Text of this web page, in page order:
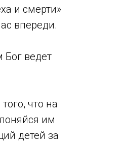
и смерти»
впереди.
ведет
что на
им
детей за